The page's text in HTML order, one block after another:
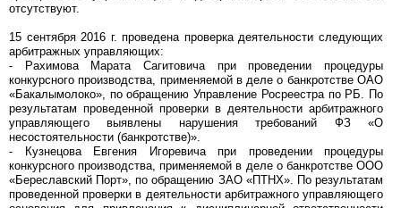
отсутствуют.
15 сентября 2016 г. проведена проверка деятельности следующих
арбитражных управляющих:
- Рахимова Марата Сагитовича при проведении процедуры
конкурсного производства, применяемой в деле о банкротстве ОАО
«Бакалымолоко», по обращению Управление Росреестра по РБ. По
результатам проведенной проверки в деятельности арбитражного
управляющего выявлены нарушения требований ФЗ «О
несостоятельности (банкротстве)».
- Кузнецова Евгения Игоревича при проведении процедуры
конкурсного производства, применяемой в деле о банкротстве ООО
«Береславский Порт», по обращению ЗАО «ПТНХ». По результатам
проведенной проверки в деятельности арбитражного управляющего